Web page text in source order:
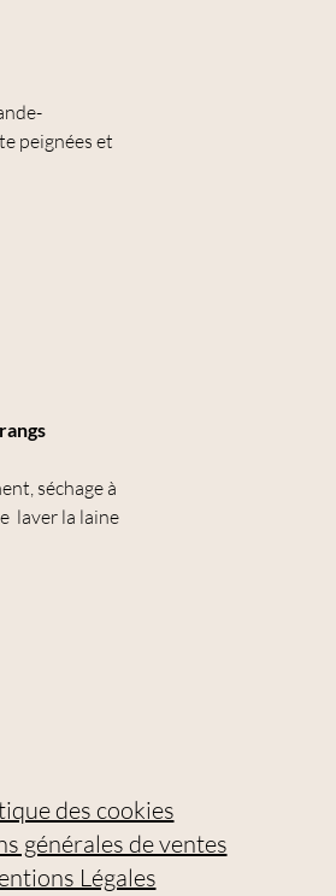
peignées et
séchage à
laver la laine
des cookies
générales de ventes
Légales